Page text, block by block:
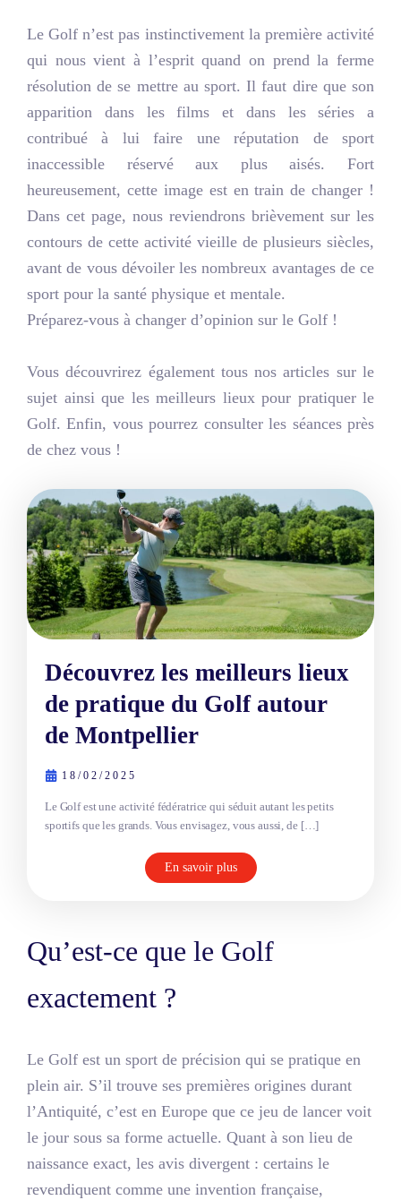
Le Golf n’est pas instinctivement la première activité
qui nous vient à l’esprit quand on prend la ferme
résolution de se mettre au sport. Il faut dire que son
apparition dans les films et dans les séries a
contribué à lui faire une réputation de sport
inaccessible réservé aux plus aisés. Fort
heureusement, cette image est en train de changer !
Dans cet page, nous reviendrons brièvement sur les
contours de cette activité vieille de plusieurs siècles,
avant de vous dévoiler les nombreux avantages de ce
sport pour la santé physique et mentale.
Préparez-vous à changer d’opinion sur le Golf !
Vous découvrirez également tous nos articles sur le
sujet ainsi que les meilleurs lieux pour pratiquer le
Golf. Enfin, vous pourrez consulter les séances près
de chez vous !
Découvrez les meilleurs lieux
de pratique du Golf autour
de Montpellier
18/02/2025
Le Golf est une activité fédératrice qui séduit autant les petits
sportifs que les grands. Vous envisagez, vous aussi, de […]
En savoir plus
Qu’est-ce que le Golf
exactement ?
Le Golf est un sport de précision qui se pratique en
plein air. S’il trouve ses premières origines durant
l’Antiquité, c’est en Europe que ce jeu de lancer voit
le jour sous sa forme actuelle. Quant à son lieu de
naissance exact, les avis divergent : certains le
revendiquent comme une invention française,